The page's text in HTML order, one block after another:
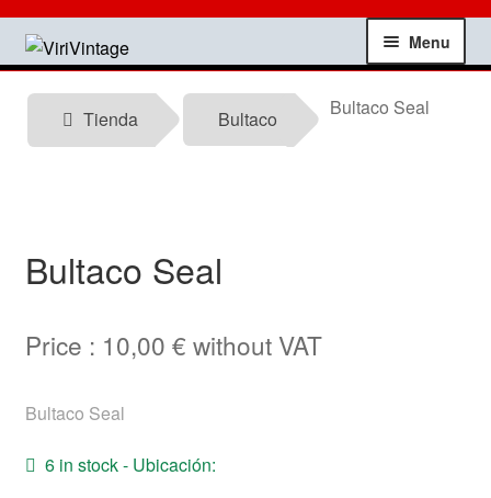
Skip
to
Skip
to
Menu
Shop
Technical information
News
offers
Tienda Bultaco Bultaco Seal
Bultaco Seal
Price : 10,00 € without VAT
Bultaco Seal
6 in stock - Ubicación: